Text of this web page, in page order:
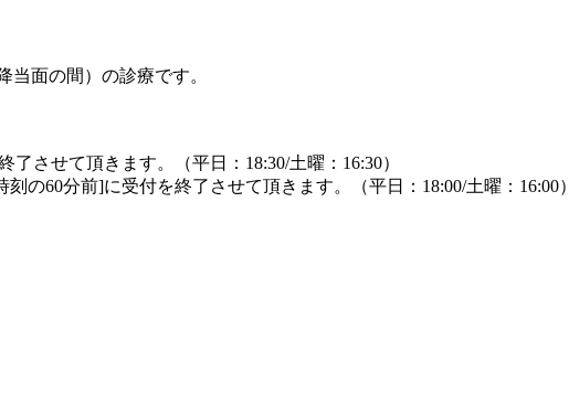
当面の間）の診療です。
させて頂きます。（平日：18:30/土曜：16:30）
の60分前]に受付を終了させて頂きます。（平日：18:00/土曜：16:00）